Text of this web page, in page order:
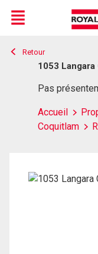
Live
En Direct
Menu
Retour
1053
Pas
Accueil
Coquitlam